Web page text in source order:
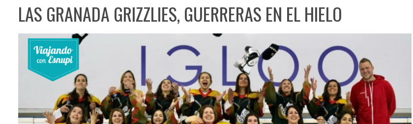
LAS GRANADA GRIZZLIES, GUERRERAS EN EL HIELO